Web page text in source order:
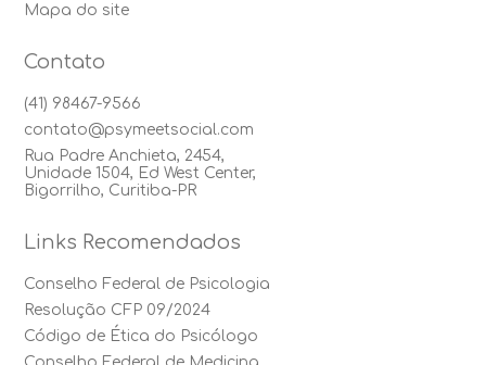
Mapa do site
Contato
(41) 98467-9566
contato@psymeetsocial.com
Rua Padre Anchieta, 2454,
Unidade 1504, Ed West Center,
Bigorrilho, Curitiba-PR
Links Recomendados
Conselho Federal de Psicologia
Resolução CFP 09/2024
Código de Ética do Psicólogo